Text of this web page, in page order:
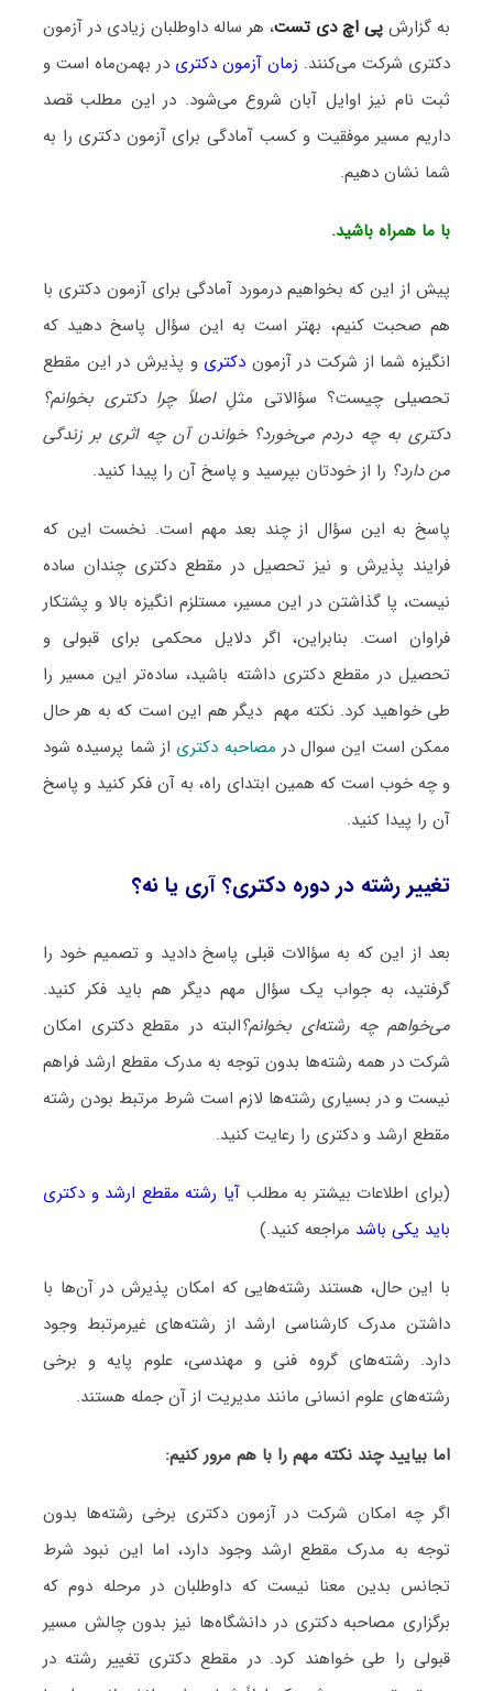
به گزارش پی اچ دی تست، هر ساله داوطلبان زیادی در آزمون
دکتری شرکت می‌کنند. زمان آزمون دکتری در بهمن‌ماه است و
ثبت نام نیز اوایل آبان شروع می‌شود. در این مطلب قصد
داریم مسیر موفقیت و کسب آمادگی برای آزمون دکتری را به
شما نشان دهیم.
با ما همراه باشید.
پیش از این که بخواهیم درمورد آمادگی برای آزمون دکتری با
هم صحبت کنیم، بهتر است به این سؤال پاسخ دهید که
انگیزه شما از شرکت در آزمون دکتری و پذیرش در این مقطع
تحصیلی چیست؟ سؤالاتی مثلِاصلاً چرا دکتری بخوانم؟
دکتری به چه دردم می‌خورد؟ خواندن آن چه اثری بر زندگی
من دارد؟ را از خودتان بپرسید و پاسخ آن را پیدا کنید.
پاسخ به این سؤال از چند بعد مهم است. نخست این که
فرایند پذیرش و نیز تحصیل در مقطع دکتری چندان ساده
نیست، پا گذاشتن در این مسیر، مستلزم انگیزه بالا و پشتکار
فراوان است. بنابراین، اگر دلایل محکمی برای قبولی و
تحصیل در مقطع دکتری داشته باشید، ساده‌تر این مسیر را
طی خواهید کرد. نکته مهم دیگر هم این است که به هر حال
ممکن است این سوال در مصاحبه دکتری از شما پرسیده شود
و چه خوب است که همین ابتدای راه، به آن فکر کنید و پاسخ
آن را پیدا کنید.
تغییر رشته در دوره دکتری؟ آری یا نه؟
بعد از این که به سؤالات قبلی پاسخ دادید و تصمیم خود را
گرفتید، به جواب یک سؤال مهم دیگر هم باید فکر کنید.
می‌خواهم چه رشته‌ای بخوانم؟البته در مقطع دکتری امکان
شرکت در همه رشته‌ها بدون توجه به مدرک مقطع ارشد فراهم
نیست و در بسیاری رشته‌ها لازم است شرط مرتبط بودن رشته
مقطع ارشد و دکتری را رعایت کنید.
(برای اطلاعات بیشتر به مطلب آیا رشته مقطع ارشد و دکتری
باید یکی باشد مراجعه کنید.)
با این حال، هستند رشته‌هایی که امکان پذیرش در آن‌ها با
داشتن مدرک کارشناسی ارشد از رشته‌های غیرمرتبط وجود
دارد. رشته‌های گروه فنی و مهندسی، علوم پایه و برخی
رشته‌های علوم انسانی مانند مدیریت از آن جمله هستند.
اما بیایید چند نکته مهم را با هم مرور کنیم:
اگر چه امکان شرکت در آزمون دکتری برخی رشته‌ها بدون
توجه به مدرک مقطع ارشد وجود دارد، اما این نبود شرط
تجانس بدین معنا نیست که داوطلبان در مرحله دوم که
برگزاری مصاحبه دکتری در دانشگاه‌ها نیز بدون چالش مسیر
قبولی را طی خواهند کرد. در مقطع دکتری تغییر رشته در